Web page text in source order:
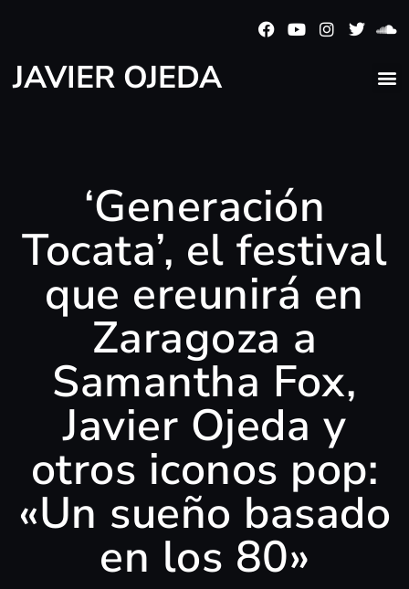
JAVIER OJEDA
‘Generación
Tocata’, el festival
que ereunirá en
Zaragoza a
Samantha Fox,
Javier Ojeda y
otros iconos pop:
«Un sueño basado
en los 80»